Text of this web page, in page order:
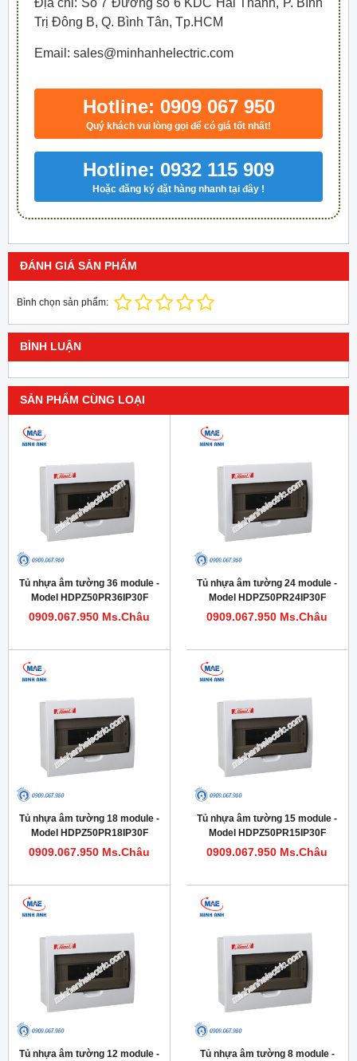
Địa chỉ: Số 7 Đường số 6 KDC Hai Thành, P. Bình
Trị Đông B, Q. Bình Tân, Tp.HCM
Email: sales@minhanhelectric.com
Hotline: 0909 067 950
Quý khách vui lòng gọi để có giá tốt nhất!
Hotline: 0932 115 909
Hoặc đăng ký đặt hàng nhanh tại đây !
ĐÁNH GIÁ SẢN PHẨM
Bình chọn sản phẩm:
BÌNH LUẬN
SẢN PHẨM CÙNG LOẠI
Tủ nhựa âm tường 36 module -
Model HDPZ50PR36IP30F
0909.067.950 Ms.Châu
Tủ nhựa âm tường 24 module -
Model HDPZ50PR24IP30F
0909.067.950 Ms.Châu
Tủ nhựa âm tường 18 module -
Model HDPZ50PR18IP30F
0909.067.950 Ms.Châu
Tủ nhựa âm tường 15 module -
Model HDPZ50PR15IP30F
0909.067.950 Ms.Châu
Tủ nhựa âm tường 12 module -
Tủ nhựa âm tường 8 module -